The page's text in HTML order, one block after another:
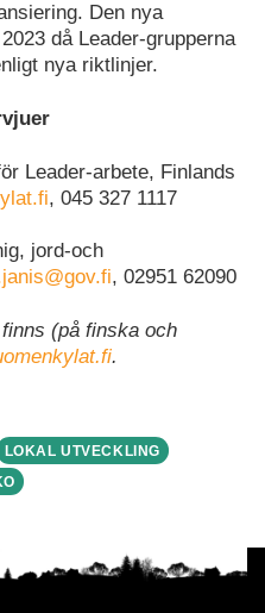
LOKAL UTVECKLING
Den nya
då Leader-grupperna
nya riktlinjer.
Leader-arbete, Finlands
, 045 327 1117
jord-och
, 02951 62090
(på finska och
.